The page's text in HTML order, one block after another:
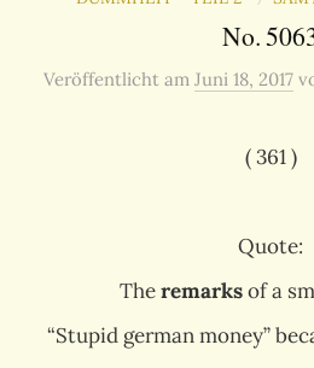
No.
Veröffentlicht am Juni 18, 2017
( 361 )
Quote:
Theremarksof a
“Stupid german money”